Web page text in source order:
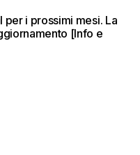
i prossimi mesi. La
[Info e